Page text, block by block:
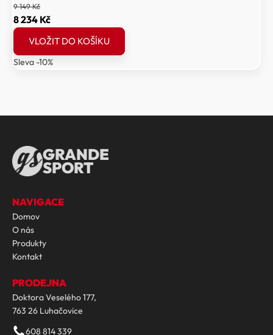
9 149Kč
Původní
cena
byla:
9
8 234 KčAktuální
cena
8
VLOŽIT DO KOŠÍKU
Sleva -10%
GRANDE
SPORT
NAVIGACE
Domov
O nás
Produkty
Kontakt
PRODEJNA
Doktora Veselého 177,
763 26 Luhačovice
608 814 339